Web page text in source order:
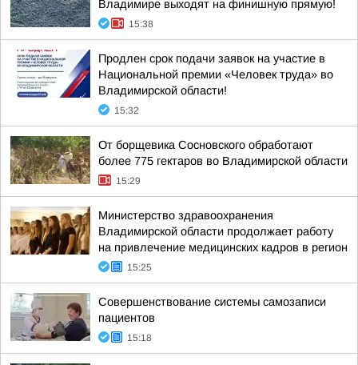
Владимире выходят на финишную прямую!
15:38
Продлен срок подачи заявок на участие в
Национальной премии «Человек труда» во
Владимирской области!
15:32
От борщевика Сосновского обработают
более 775 гектаров во Владимирской области
15:29
Министерство здравоохранения
Владимирской области продолжает работу
на привлечение медицинских кадров в регион
15:25
Совершенствование системы самозаписи
пациентов
15:18